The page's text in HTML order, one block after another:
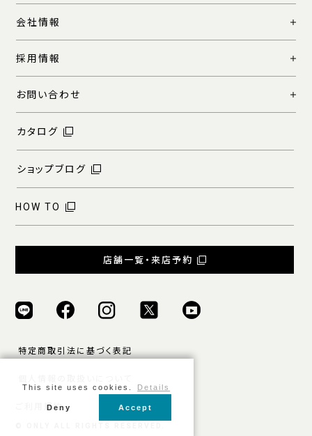
会社情報
採用情報
お問い合わせ
カタログ
ショップブログ
HOW TO
店舗一覧・来店予約
特定商取引法に基づく表記
ご利用規約
This site uses cookies. Details
Deny Accept